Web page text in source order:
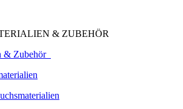
& ZUBEHÖR
& Zubehör